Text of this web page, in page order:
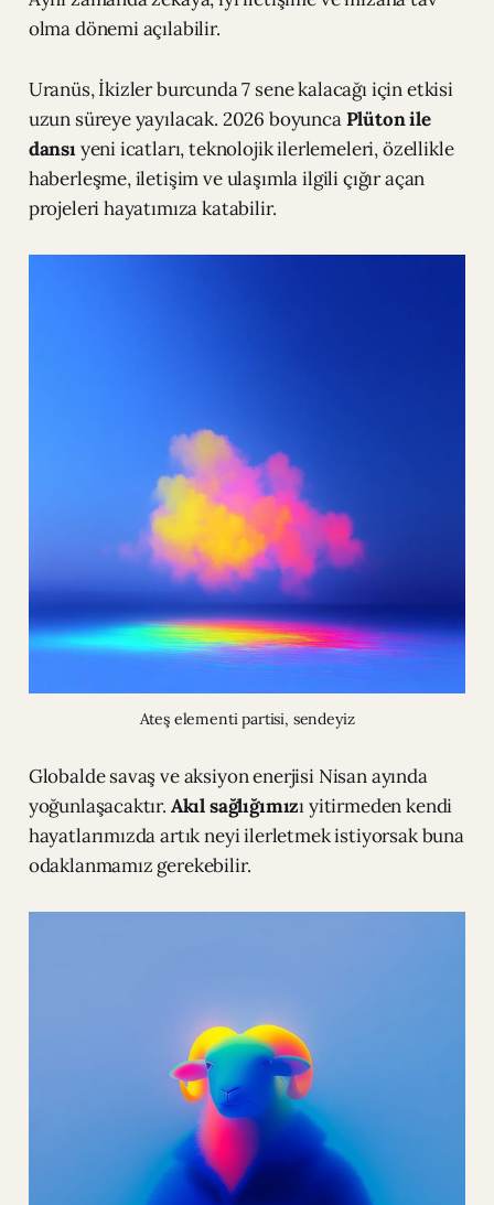
olma dönemi açılabilir.
Uranüs, İkizler burcunda 7 sene kalacağı için etkisi
uzun süreye yayılacak. 2026 boyuncaPlüton ile
dansıyeni icatları, teknolojik ilerlemeleri, özellikle
haberleşme, iletişim ve ulaşımla ilgili çığır açan
projeleri hayatımıza katabilir.
Ateş elementi partisi, sendeyiz
Globalde savaş ve aksiyon enerjisi Nisan ayında
yoğunlaşacaktır. Akıl sağlığımızı yitirmeden kendi
hayatlarımızda artık neyi ilerletmek istiyorsak buna
odaklanmamız gerekebilir.